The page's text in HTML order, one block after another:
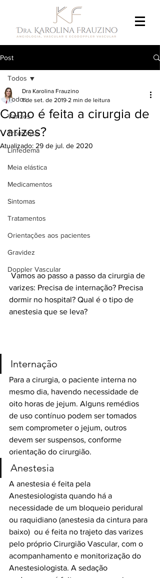
Post
Todos
Varizes
Trombose
Linfedema
Meia elástica
Medicamentos
Sintomas
Tratamentos
Orientações aos pacientes
Gravidez
Doppler Vascular
Todos
Como é feita a cirurgia de
varizes?
Dra Karolina Frauzino
1 de set. de 2019 2 min de leitura
Atualizado: 29 de jul. de 2020
varizes: Precisa de internação? Precisa
dormir no hospital? Qual é o tipo de
anestesia que se leva?
Internação
Para a cirurgia, o paciente interna no
mesmo dia, havendo necessidade de
oito horas de jejum. Alguns remédios
de uso contínuo podem ser tomados
sem comprometer o jejum, outros
devem ser suspensos, conforme
orientação do cirurgião.​
Anestesia
A anestesia é feita pela
Anestesiologista quando há a
necessidade de um bloqueio peridural
ou raquidiano (anestesia da cintura para
baixo)  ou é feita no trajeto das varizes
pelo próprio Cirurgião Vascular, com o
acompanhamento e monitorização do
Anestesiologista. A sedação